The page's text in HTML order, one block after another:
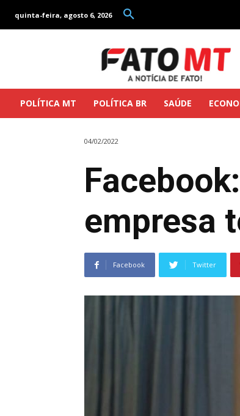
quinta-feira, agosto 6, 2026
POLÍTICA MT POLÍTICA BR SAÚDE
04/02/2022
empresa
Facebook Twitter